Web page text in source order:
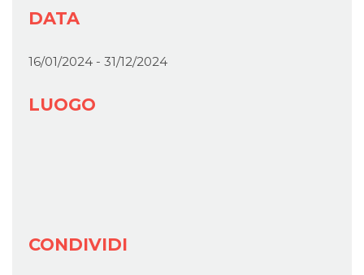
DATA
16/01/2024 - 31/12/2024
LUOGO
CONDIVIDI